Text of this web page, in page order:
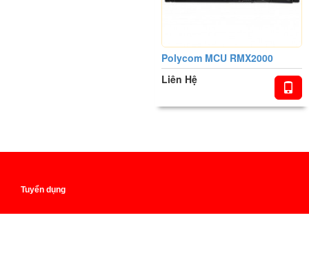
Polycom MCU RMX2000
Liên Hệ
Tuyển dụng